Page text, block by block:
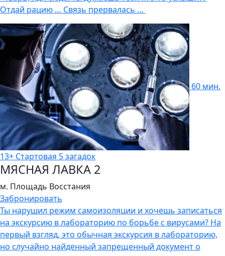
Отдай рацию … Связь прервалась …
60 мин.
13+ Стартовая 5 загадок
МЯСНАЯ ЛАВКА 2
м. Площадь Восстания
Забронировать
Ты нарушил режим самоизоляции и хочешь записаться
на экскурсию в лабораторию по борьбе с вирусами? На
первый взгляд, это обычная экскурсия в лабораторию,
но случайно найденный запрещенный документ о